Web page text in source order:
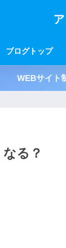
ブログトップ
WEBサイト
る？